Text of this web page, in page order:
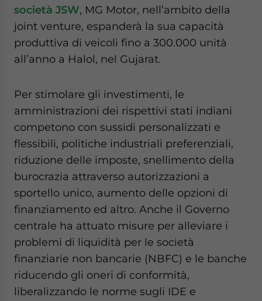
società JSW, MG Motor, nell’ambito della
joint venture, espanderà la sua capacità
produttiva di veicoli fino a 300.000 unità
all’anno a Halol, nel Gujarat.
Per stimolare gli investimenti, le
amministrazioni dei rispettivi stati indiani
competono con sussidi personalizzati e
flessibili, politiche industriali preferenziali,
riduzione delle imposte, snellimento della
burocrazia attraverso autorizzazioni a
sportello unico, aumento delle opzioni di
finanziamento ed altro. Anche il Governo
centrale ha attuato misure per alleviare i
problemi di liquidità per le società
finanziarie non bancarie (NBFC) e le banche
riducendo gli oneri di conformità,
liberalizzando le norme sugli IDE e